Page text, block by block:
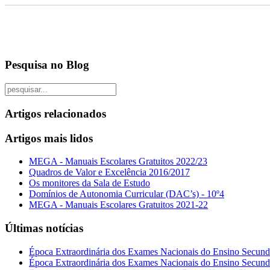
Pesquisa no Blog
Artigos relacionados
Artigos mais lidos
MEGA - Manuais Escolares Gratuitos 2022/23
Quadros de Valor e Excelência 2016/2017
Os monitores da Sala de Estudo
Domínios de Autonomia Curricular (DAC’s) - 10º4
MEGA - Manuais Escolares Gratuitos 2021-22
Últimas notícias
Época Extraordinária dos Exames Nacionais do Ensino
Época Extraordinária dos Exames Nacionais do Ensino